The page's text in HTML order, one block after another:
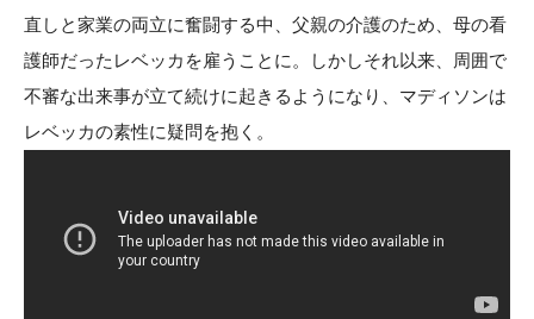
直しと家業の両立に奮闘する中、父親の介護のため、母の看
護師だったレベッカを雇うことに。しかしそれ以来、周囲で
不審な出来事が立て続けに起きるようになり、マディソンは
レベッカの素性に疑問を抱く。